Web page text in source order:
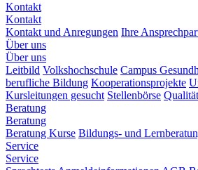
Kontakt
Kontakt
Kontakt und Anregungen Ihre
Über uns
Über uns
Leitbild Volkshochschule Campus
berufliche Bildung Kooperationsprojekte
Kursleitungen gesucht Stellenbörse Qualität
Beratung
Beratung
Beratung Kurse Bildungs- und
Service
Service